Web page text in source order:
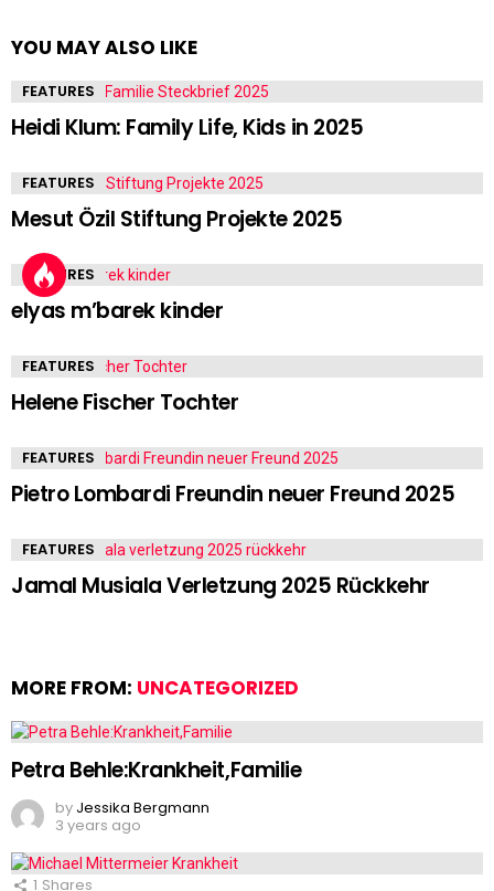
YOU MAY ALSO LIKE
FEATURES
Heidi Klum: Family Life, Kids in 2025
FEATURES
Mesut Özil Stiftung Projekte 2025
FEATURES
elyas m’barek kinder
FEATURES
Helene Fischer Tochter
FEATURES
Pietro Lombardi Freundin neuer Freund 2025
FEATURES
Jamal Musiala Verletzung 2025 Rückkehr
MORE FROM: UNCATEGORIZED
Petra Behle:Krankheit,Familie
by Jessika Bergmann
3 years ago
1 Shares